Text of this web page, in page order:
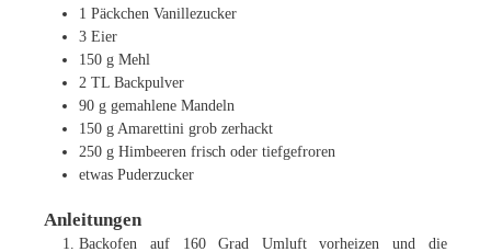
1 Päckchen Vanillezucker
3 Eier
150 g Mehl
2 TL Backpulver
90 g gemahlene Mandeln
150 g Amarettini grob zerhackt
250 g Himbeeren frisch oder tiefgefroren
etwas Puderzucker
Anleitungen
Backofen auf 160 Grad Umluft vorheizen und die